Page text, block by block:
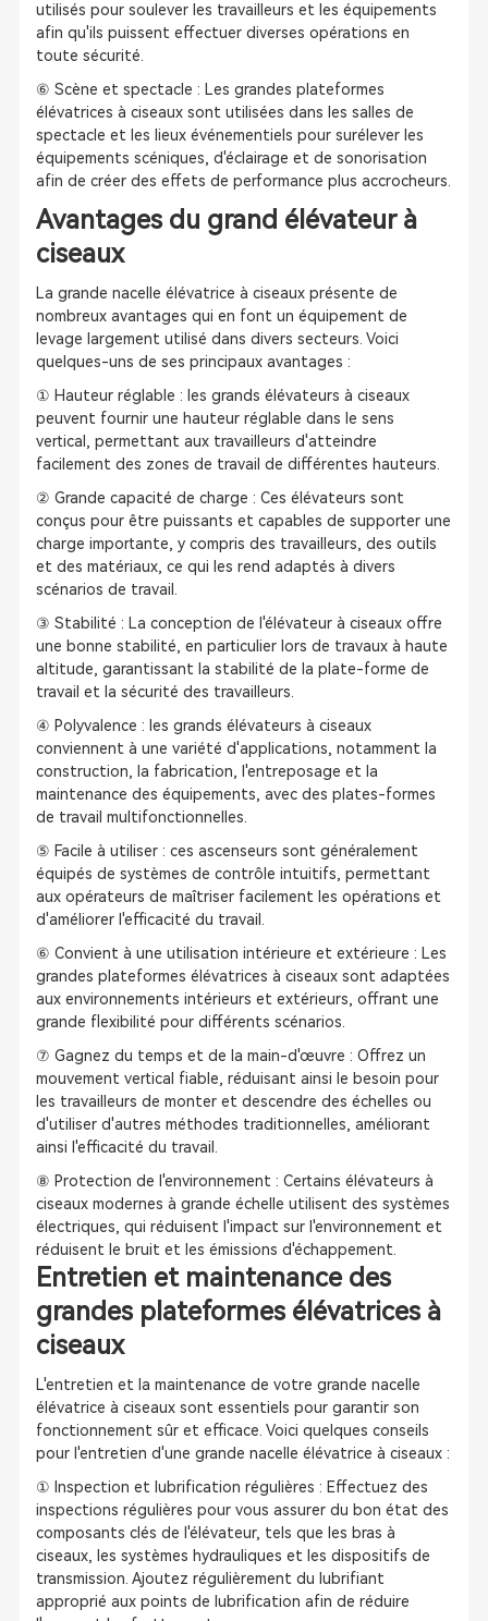
utilisés pour soulever les travailleurs et les équipements
afin qu'ils puissent effectuer diverses opérations en
toute sécurité.
⑥ Scène et spectacle : Les grandes plateformes
élévatrices à ciseaux sont utilisées dans les salles de
spectacle et les lieux événementiels pour surélever les
équipements scéniques, d'éclairage et de sonorisation
afin de créer des effets de performance plus accrocheurs.
Avantages du grand élévateur à
ciseaux
La grande nacelle élévatrice à ciseaux présente de
nombreux avantages qui en font un équipement de
levage largement utilisé dans divers secteurs. Voici
quelques-uns de ses principaux avantages :
① Hauteur réglable : les grands élévateurs à ciseaux
peuvent fournir une hauteur réglable dans le sens
vertical, permettant aux travailleurs d'atteindre
facilement des zones de travail de différentes hauteurs.
② Grande capacité de charge : Ces élévateurs sont
conçus pour être puissants et capables de supporter une
charge importante, y compris des travailleurs, des outils
et des matériaux, ce qui les rend adaptés à divers
scénarios de travail.
③ Stabilité : La conception de l'élévateur à ciseaux offre
une bonne stabilité, en particulier lors de travaux à haute
altitude, garantissant la stabilité de la plate-forme de
travail et la sécurité des travailleurs.
④ Polyvalence : les grands élévateurs à ciseaux
conviennent à une variété d'applications, notamment la
construction, la fabrication, l'entreposage et la
maintenance des équipements, avec des plates-formes
de travail multifonctionnelles.
⑤ Facile à utiliser : ces ascenseurs sont généralement
équipés de systèmes de contrôle intuitifs, permettant
aux opérateurs de maîtriser facilement les opérations et
d'améliorer l'efficacité du travail.
⑥ Convient à une utilisation intérieure et extérieure : Les
grandes plateformes élévatrices à ciseaux sont adaptées
aux environnements intérieurs et extérieurs, offrant une
grande flexibilité pour différents scénarios.
⑦ Gagnez du temps et de la main-d'œuvre : Offrez un
mouvement vertical fiable, réduisant ainsi le besoin pour
les travailleurs de monter et descendre des échelles ou
d'utiliser d'autres méthodes traditionnelles, améliorant
ainsi l'efficacité du travail.
⑧ Protection de l'environnement : Certains élévateurs à
ciseaux modernes à grande échelle utilisent des systèmes
électriques, qui réduisent l'impact sur l'environnement et
réduisent le bruit et les émissions d'échappement.
Entretien et maintenance des
grandes plateformes élévatrices à
ciseaux
L'entretien et la maintenance de votre grande nacelle
élévatrice à ciseaux sont essentiels pour garantir son
fonctionnement sûr et efficace. Voici quelques conseils
pour l'entretien d'une grande nacelle élévatrice à ciseaux :
① Inspection et lubrification régulières : Effectuez des
inspections régulières pour vous assurer du bon état des
composants clés de l'élévateur, tels que les bras à
ciseaux, les systèmes hydrauliques et les dispositifs de
transmission. Ajoutez régulièrement du lubrifiant
approprié aux points de lubrification afin de réduire